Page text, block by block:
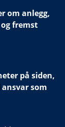
om anlegg,
fremst
på siden,
som